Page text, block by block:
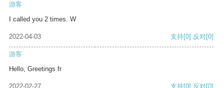
游客
I called you 2 times. W
2022-04-03 支持[0] 反对[0]
游客
Hello, Greetings fr
2022-02-27 支持[0] 反对[0]